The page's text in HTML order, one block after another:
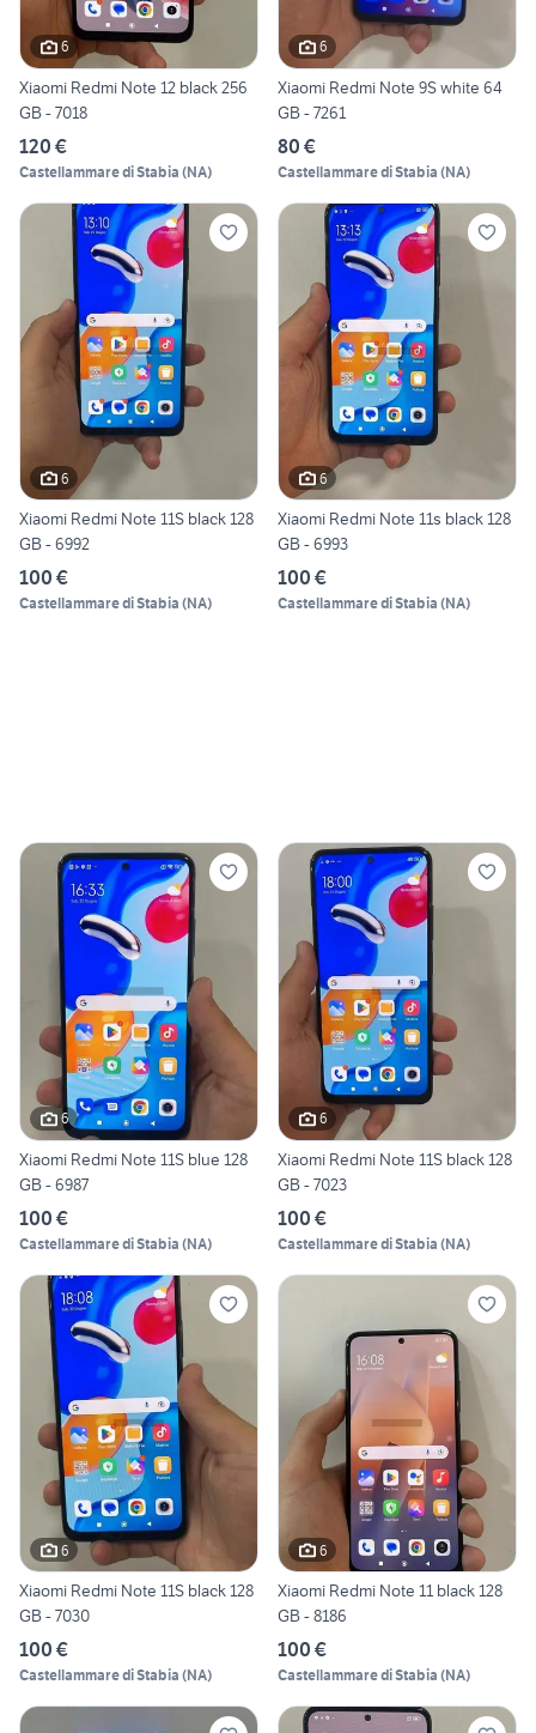
6
Xiaomi Redmi Note 12 black 256
GB - 7018
120 €
Castellammare di Stabia (NA)
6
Xiaomi Redmi Note 9S white 64
GB - 7261
80 €
Castellammare di Stabia (NA)
6
Xiaomi Redmi Note 11S black 128
GB - 6992
100 €
Castellammare di Stabia (NA)
6
Xiaomi Redmi Note 11s black 128
GB - 6993
100 €
Castellammare di Stabia (NA)
6
Xiaomi Redmi Note 11S blue 128
GB - 6987
100 €
Castellammare di Stabia (NA)
6
Xiaomi Redmi Note 11S black 128
GB - 7023
100 €
Castellammare di Stabia (NA)
6
Xiaomi Redmi Note 11S black 128
GB - 7030
100 €
Castellammare di Stabia (NA)
6
Xiaomi Redmi Note 11 black 128
GB - 8186
100 €
Castellammare di Stabia (NA)